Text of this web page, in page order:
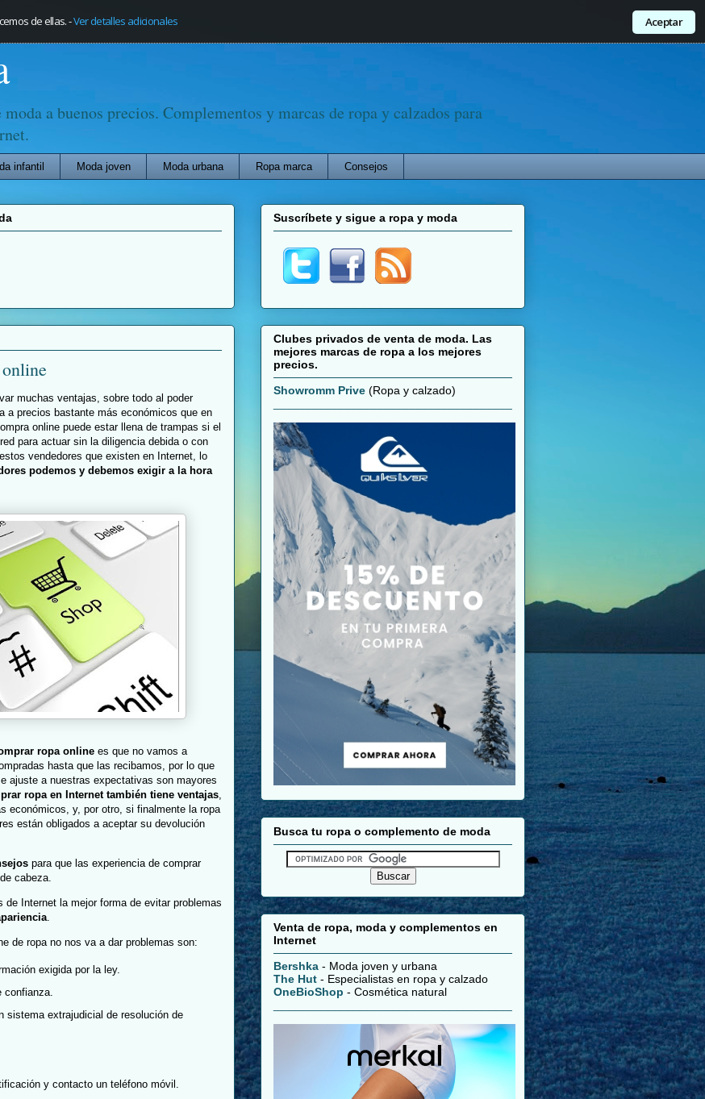
de ellas.-Ver detalles adicionales Aceptar
a buenos precios. Complementos y marcas de ropa y calzados para
infantil Moda joven Moda urbana Ropa marca Consejos
muchas ventajas, sobre todo al poder
a precios bastante más económicos que en
online puede estar llena de trampas si el
para actuar sin la diligencia debida o con
vendedores que existen en Internet, lo
podemos y debemos exigir a la hora
ropa online es que no vamos a
hasta que las recibamos, por lo que
ajuste a nuestras expectativas son mayores
ropa en Internet también tiene ventajas
económicos, y, por otro, si finalmente la ropa
están obligados a aceptar su devolución
para que las experiencia de comprar
cabeza.
Internet la mejor forma de evitar problemas
de ropa no nos va a dar problemas son:
exigida por la ley.
sistema extrajudicial de resolución de
y contacto un teléfono móvil.
Suscríbete y sigue a ropa y moda
Clubes privados de venta de moda. Las
mejores marcas de ropa a los mejores
precios.
Showromm Prive (Ropa y calzado)
Busca tu ropa o complemento de moda
Venta de ropa, moda y complementos en
Internet
Bershka - Moda joven y urbana
The Hut - Especialistas en ropa y calzado
OneBioShop - Cosmética natural